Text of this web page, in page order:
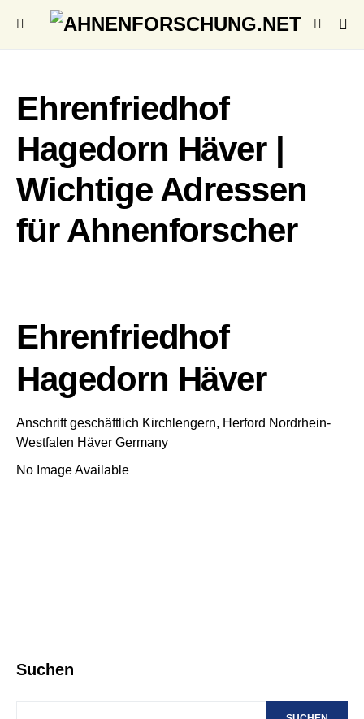
Ehrenfriedhof
Hagedorn Häver |
Wichtige Adressen
für Ahnenforscher
Ehrenfriedhof
Hagedorn Häver
Anschrift geschäftlich Kirchlengern, Herford Nordrhein-
Westfalen Häver Germany
No Image Available
Suchen